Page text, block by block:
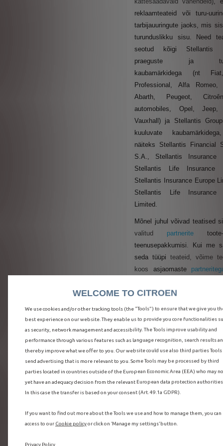
reklaamteateid või turu-
tarbijauuringute jaoks, mis
turunduslikku sisu. Need
seotud kõigi Stellantis
praeguste ja
kaubamärkidega (nt
Professional, Alfa Romeo,
Abarth, Peugeot,
automobiles, Opel, Jeep,
Vauxhall) ja Stellantis
kuuluvate
näiteks Stellantis Financial
S.A., Stellantis Insurance
Stellantis Life Insurance
Stellantis Insurance Europe
Stellantis Life Insurance
Limited.
Mõnel juhul võivad teatised
valitud partnerite
teenusepakkumisi.
Kui me
seda tüüpi teateid, võime
koos asjaomaste
teabe saatmist teile
partneritega
sõlmitud
teabeleping.
Selles osas täpsustame,
eelneva nõusolekuta, mille
selleks ettenähtud
kaudu.
Anomaaliate
WELCOME TO CITROEN
We use cookies and/or other tracking tools (the “Tools”) to ensure that we give you
best experience on our website. They enable us to provide you core functionalities
as security, network management and accessibility. The Tools improve usability and
performance through various features such as language recognition, search results
thereby improve what we offer to you. Our website could use also third parties Tools
send advertising that is more relevant to you. Some Tools may be processed by third
parties located in countries outside of the European Economic Area (EEA) who may
yet have an adequacy decision from the relevant European data protection
In this case the transfer is based on your consent (Art. 49.1a GDPR).
If you want to find out more about the Tools we use and how to manage them, you can
access to our Cookie policyor click on ‘Manage my settings’ button.
Privacy Policy